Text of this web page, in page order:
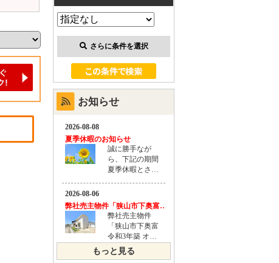
さらに条件を選択
お知らせ
もっと見る